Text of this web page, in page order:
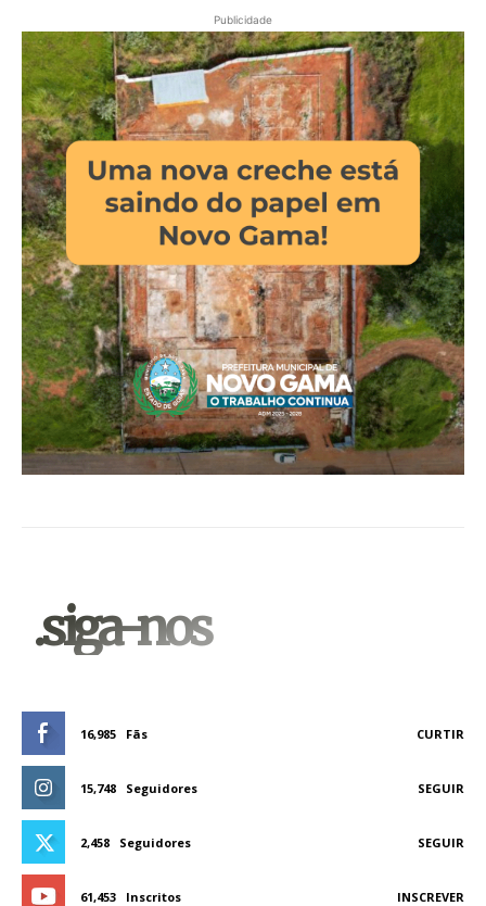
Publicidade
.siga-nos
16,985 Fãs CURTIR
15,748 Seguidores SEGUIR
2,458 Seguidores SEGUIR
61,453 Inscritos INSCREVER